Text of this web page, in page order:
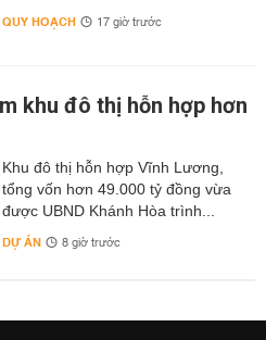
QUY HOẠCH 17 giờ trước
khu đô thị hỗn hợp hơn
Khu đô thị hỗn hợp Vĩnh Lương,
tổng vốn hơn 49.000 tỷ đồng vừa
được UBND Khánh Hòa trình...
DỰ ÁN 8 giờ trước